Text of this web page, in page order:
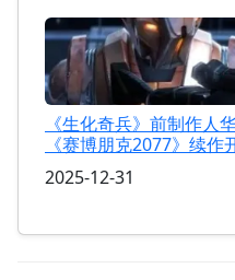
《生化奇兵》前制作人
《赛博朋克2077》续作
2025-12-31